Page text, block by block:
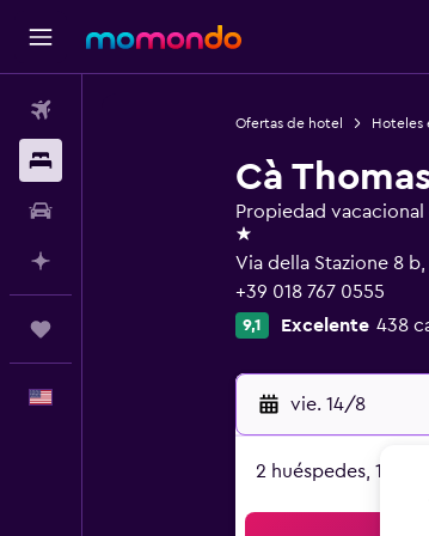
Ofertas de hotel Hoteles
Cà
Propiedad
1 estrella
Via della Stazione 8
+39 018 767 0555
9,1 Excelente 438
vie. 14/8
2 huéspedes, 1